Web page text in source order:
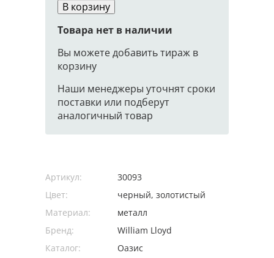
В корзину
Товара нет в наличии
Вы можете добавить тираж в
корзину
Наши менеджеры уточнят сроки
поставки или подберут
аналогичный товар
Артикул:
30093
Цвет:
черный, золотистый
Материал:
металл
Бренд:
William Lloyd
Каталог:
Оазис